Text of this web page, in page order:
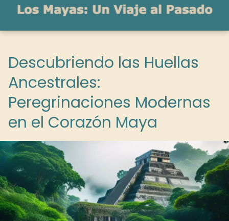
Descubriendo las Huellas
Ancestrales:
Peregrinaciones Modernas
en el Corazón Maya